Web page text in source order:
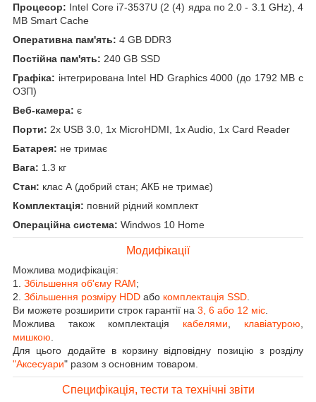
Процесор: Intel Core i7-3537U (2 (4) ядра по 2.0 - 3.1 GHz), 4
MB Smart Cache
Оперативна пам'ять: 4 GB DDR3
Постійна пам'ять: 240 GB SSD
Графіка: інтегрирована Intel HD Graphics 4000 (до 1792 MB с
ОЗП)
Веб-камера: є
Порти: 2x USB 3.0, 1x MicroHDMI, 1x Audio, 1x Card Reader
Батарея: не тримає
Вага: 1.3 кг
Стан: клас А (добрий стан; АКБ не тримає)
Комплектація: повний рідний комплект
Операційна система: Windwos 10 Home
Модифікації
Можлива модифікація:
1. Збільшення об'єму RAM;
2. Збільшення розміру HDD або комплектація SSD
Ви можете розширити строк гарантії на 3, 6 або 12 міс
Можлива також комплектація кабелями клавіатурою
мишкою
Для цього додайте в корзину відповідну позицію з розділу
"Аксесуари" разом з основним товаром.
Специфікація, тести та технічні звіти